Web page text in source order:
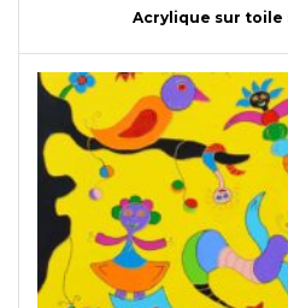
Acrylique sur toile